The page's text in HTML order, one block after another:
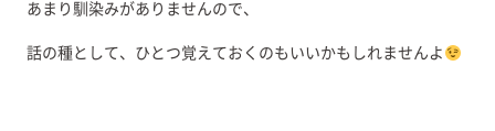
あまり馴染みがありませんので、
話の種として、ひとつ覚えておくのもいいかもしれませんよ